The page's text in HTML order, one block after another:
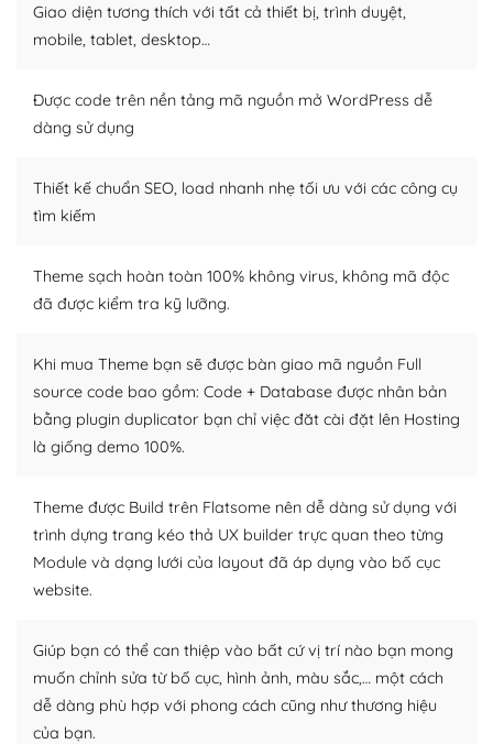
trở nên hấp dẫn và đơn giản hơn.
tìm kiếm chúng trên Internet hoặc nhờ chuyên gia.
– Sở hữu một cộng đồng lớn, sẵn sàng hỗ trợ
khổng lồ được kiểm duyệt bởi các nhân viên và những
người cuồng tín WordPress.
kiếm những cộng đồng WordPress, họ sẽ giúp bạn trả
lời, giải đáp vấn đề của bạn.
Cộng đồng sử dụng WordPress sẵn sàng hỗ trợ bạn
Plugin mở rộng là thành phần cài đặt thêm vào
WordPress để tăng thêm các tính năng cần thiết. Có
nhiều plugin trả phí hoặc miễn phí.
plugin của WordPress rất phong phú. Bạn có thể thỏa
thích chọn lựa plugin và themes phù hợp cho mục đích
lập website của mình.
Giao diện tương thích với tất cả thiết bị, trình duyệt,
mobile, tablet, desktop…
Được code trên nền tảng mã nguồn mở WordPress dễ
dàng sử dụng
Thiết kế chuẩn SEO, load nhanh nhẹ tối ưu với các công cụ
tìm kiếm
Theme sạch hoàn toàn 100% không virus, không mã độc
đã được kiểm tra kỹ lưỡng.
Khi mua Theme bạn sẽ được bàn giao mã nguồn Full
source code bao gồm: Code + Database được nhân bản
bằng plugin duplicator bạn chỉ việc đăt cài đặt lên Hosting
là giống demo 100%.
Theme được Build trên Flatsome nên dễ dàng sử dụng với
trình dựng trang kéo thả UX builder trực quan theo từng
Module và dạng lưới của layout đã áp dụng vào bố cục
website.
Giúp bạn có thể can thiệp vào bất cứ vị trí nào bạn mong
muốn chỉnh sửa từ bố cục, hình ảnh, màu sắc,… một cách
dễ dàng phù hợp với phong cách cũng như thương hiệu
của bạn.